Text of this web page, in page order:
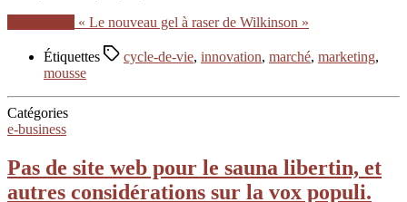
« Le nouveau gel à raser de Wilkinson »
Étiquettes cycle-de-vie, innovation, marché, marketing,
mousse
Catégories
e-business
Pas de site web pour le sauna libertin, et
autres considérations sur la vox populi.